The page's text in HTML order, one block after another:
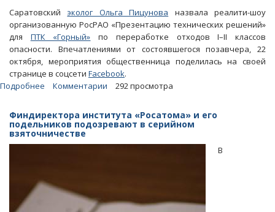
Саратовский эколог Ольга Пицунова назвала реалити-шоу
организованную РосРАО «Презентацию технических решений»
для ПТК «Горный» по переработке отходов I–II классов
опасности. Впечатлениями от состоявшегося позавчера, 22
октября, мероприятия общественница поделилась на своей
странице в соцсети Facebook.
Подробнее
о
показухе
на
завода
Комментарии 292 просмотра
Финдиректора института «Росатома» и его
подельников подозревают в серийном
взяточничестве
В